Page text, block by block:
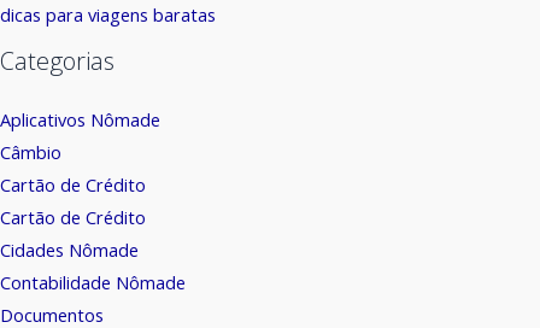
dicas para viagens baratas
Categorias
Aplicativos Nômade
Câmbio
Cartão de Crédito
Cartão de Crédito
Cidades Nômade
Contabilidade Nômade
Documentos